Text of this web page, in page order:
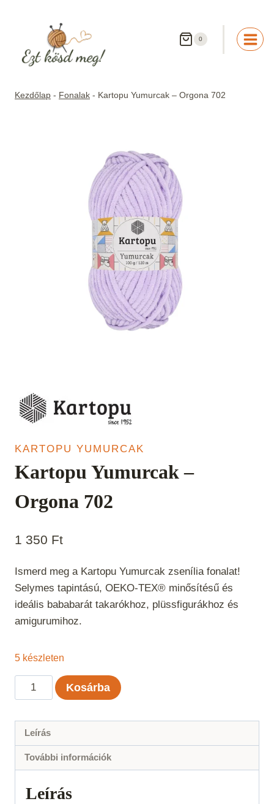
0
Kezdőlap - Fonalak - Kartopu Yumurcak – Orgona 702
KARTOPU YUMURCAK
Kartopu Yumurcak –
Orgona 702
1 350 Ft
Ismerd meg a Kartopu Yumurcak zsenília fonalat!
Selymes tapintású, OEKO-TEX® minősítésű és
ideális bababarát takarókhoz, plüssfigurákhoz és
amigurumihoz.
5 készleten
Kartopu
Yumurcak
Orgona
702
Kosárba
Leírás
További információk
Leírás